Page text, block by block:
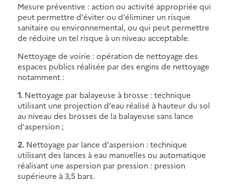
Mesure préventive : action ou activité appropriée qui
peut permettre d'éviter ou d'éliminer un risque
sanitaire ou environnemental, ou qui peut permettre
de réduire un tel risque à un niveau acceptable.
Nettoyage de voirie : opération de nettoyage des
espaces publics réalisée par des engins de nettoyage
notamment :
1. Nettoyage par balayeuse à brosse : technique
utilisant une projection d'eau réalisé à hauteur du sol
au niveau des brosses de la balayeuse sans lance
d'aspersion ;
2. Nettoyage par lance d'aspersion : technique
utilisant des lances à eau manuelles ou automatique
réalisant une aspersion par pression : pression
supérieure à 3,5 bars.